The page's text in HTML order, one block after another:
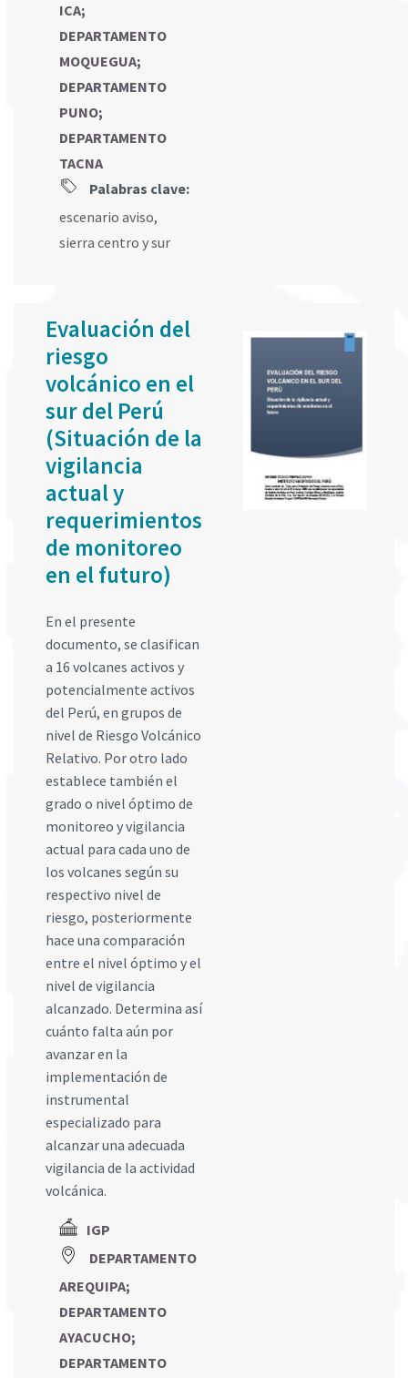
ICA;
DEPARTAMENTO
MOQUEGUA;
DEPARTAMENTO
PUNO;
DEPARTAMENTO
TACNA
Palabras clave:
escenario aviso,
sierra centro y sur
Evaluación del
riesgo
volcánico en el
sur del Perú
(Situación de la
vigilancia
actual y
requerimientos
de monitoreo
en el futuro)
En el presente
documento, se clasifican
a 16 volcanes activos y
potencialmente activos
del Perú, en grupos de
nivel de Riesgo Volcánico
Relativo. Por otro lado
establece también el
grado o nivel óptimo de
monitoreo y vigilancia
actual para cada uno de
los volcanes según su
respectivo nivel de
riesgo, posteriormente
hace una comparación
entre el nivel óptimo y el
nivel de vigilancia
alcanzado. Determina así
cuánto falta aún por
avanzar en la
implementación de
instrumental
especializado para
alcanzar una adecuada
vigilancia de la actividad
volcánica.
IGP
DEPARTAMENTO
AREQUIPA;
DEPARTAMENTO
AYACUCHO;
DEPARTAMENTO